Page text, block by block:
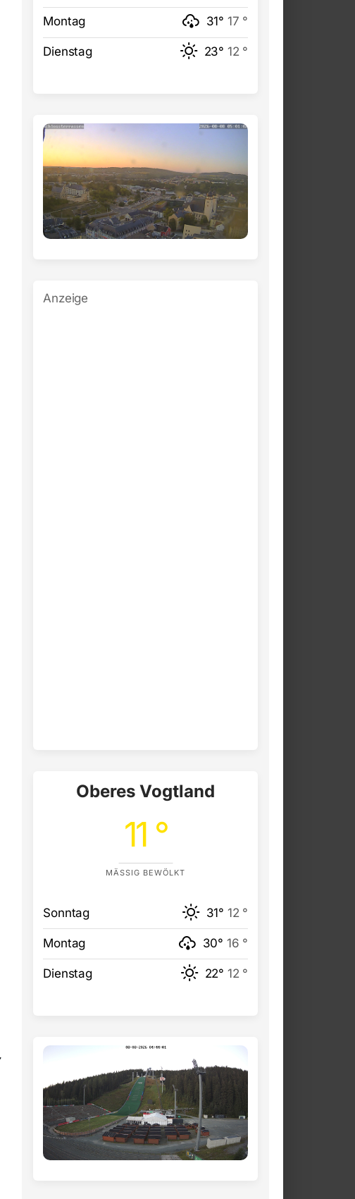
Montag 31° 17 °
Dienstag 23° 12 °
Anzeige
Oberes Vogtland
11 °
MÄSSIG BEWÖLKT
Sonntag 31° 12 °
Montag 30° 16 °
Dienstag 22° 12 °